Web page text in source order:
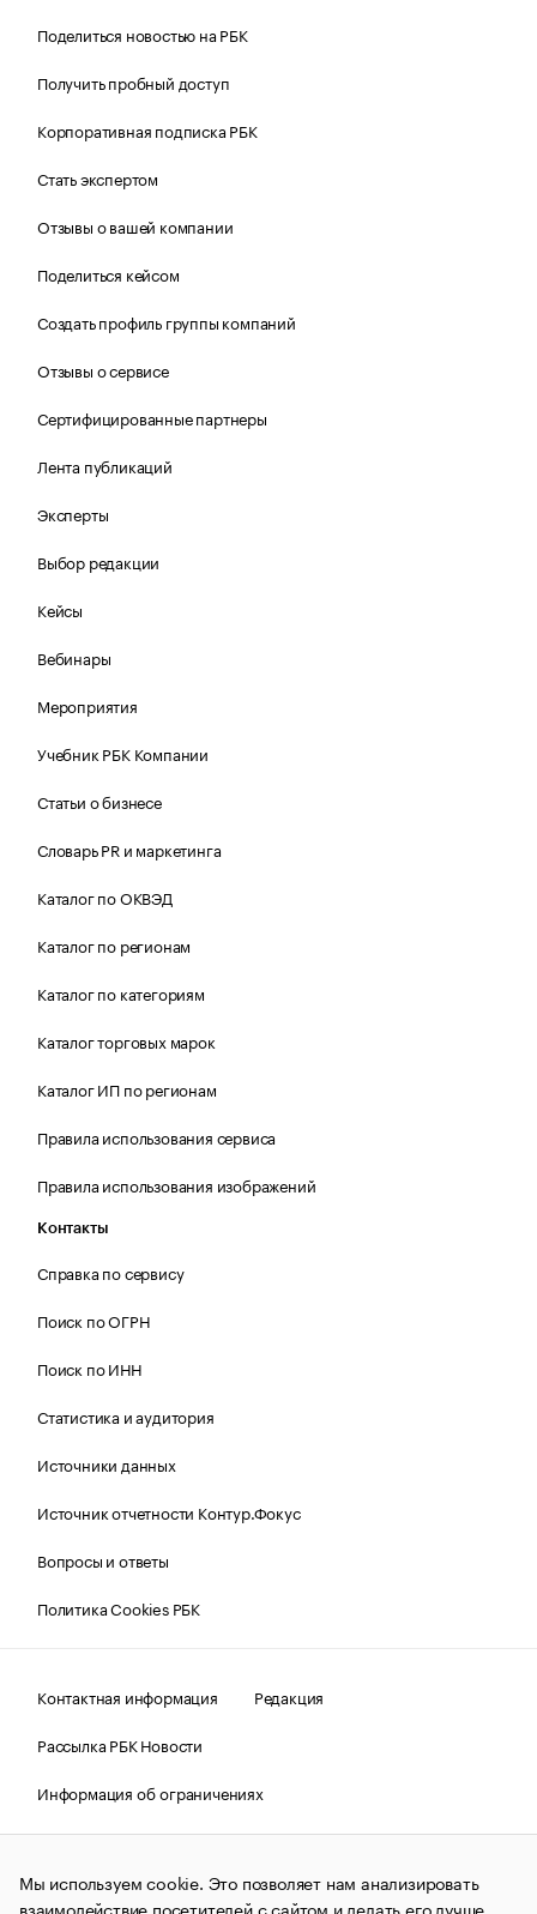
Поделиться новостью на РБК
Получить пробный доступ
Корпоративная подписка РБК
Стать экспертом
Отзывы о вашей компании
Поделиться кейсом
Создать профиль группы компаний
Отзывы о сервисе
Сертифицированные партнеры
Лента публикаций
Эксперты
Выбор редакции
Кейсы
Вебинары
Мероприятия
Учебник РБК Компании
Статьи о бизнесе
Словарь PR и маркетинга
Каталог по ОКВЭД
Каталог по регионам
Каталог по категориям
Каталог торговых марок
Каталог ИП по регионам
Правила использования сервиса
Правила использования изображений
Контакты
Справка по сервису
Поиск по ОГРН
Поиск по ИНН
Статистика и аудитория
Источники данных
Источник отчетности Контур.Фокус
Вопросы и ответы
Политика Cookies РБК
Контактная информация
Редакция
Рассылка РБК Новости
Информация об ограничениях
Правовая информация
О соблюдении авторских прав
© АО «РОСБИЗНЕСКОНСАЛТИНГ»,1995–2026.Сообщения
и материалы информационного агентства «РБК»
Мы используем cookie. Это позволяет нам анализировать
взаимодействие посетителей с сайтом и делать его лучше.